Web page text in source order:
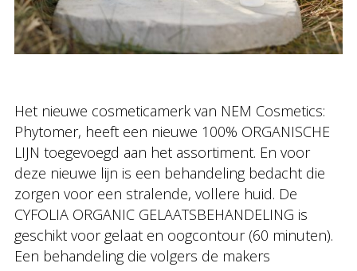
Het nieuwe cosmeticamerk van NEM Cosmetics:
Phytomer, heeft een nieuwe 100% ORGANISCHE
LIJN toegevoegd aan het assortiment. En voor
deze nieuwe lijn is een behandeling bedacht die
zorgen voor een stralende, vollere huid. De
CYFOLIA ORGANIC GELAATSBEHANDELING is
geschikt voor gelaat en oogcontour (60 minuten).
Een behandeling die volgers de makers